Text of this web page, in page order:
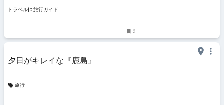
トラベルjp 旅行ガイド
9
夕日がキレイな『鹿島』
旅行